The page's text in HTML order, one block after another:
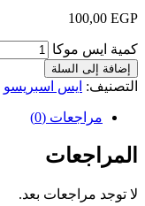
100,00 EGP
كمية ايس موكا
إضافة إلى السلة
التصنيف: ايس اسبريسو
مراجعات (0)
المراجعات
لا توجد مراجعات بعد.